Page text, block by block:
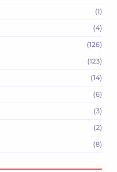
(1)
(4)
(126)
(123)
(14)
(6)
(3)
(2)
(8)